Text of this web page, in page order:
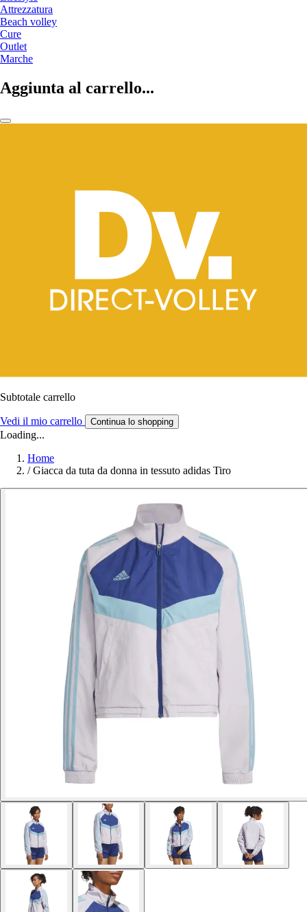
Attrezzatura
Beach volley
Cure
Outlet
Marche
Aggiunta al carrello...
Subtotale carrello
Vedi il mio carrello Continua lo shopping
Loading...
Home
/ Giacca da tuta da donna in tessuto adidas Tiro